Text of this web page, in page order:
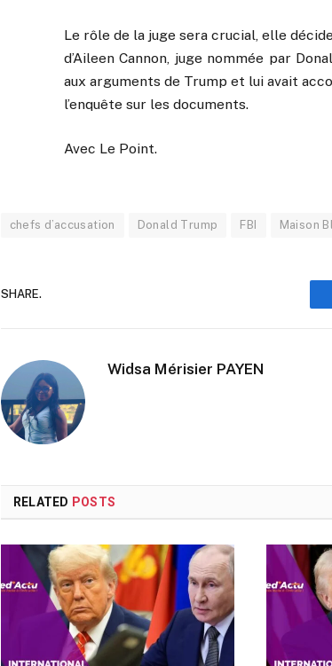
Le rôle de la juge sera crucial, elle
d’Aileen Cannon, juge nommée par
aux arguments de Trump et lui avait
l’enquête sur les documents.
Avec Le Point.
chefs d’accusation Donald Trump FBI Maison
SHARE.
Widsa Mérisier PAYEN
RELATED POSTS